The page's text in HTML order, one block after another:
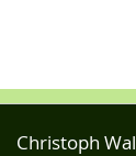
Christoph